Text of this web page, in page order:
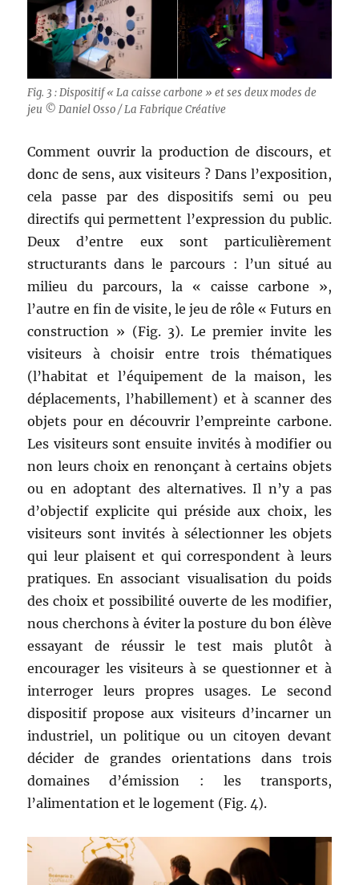
Fig. 3 : Dispositif « La caisse carbone » et ses deux modes de
jeu © Daniel Osso / La Fabrique Créative
Comment ouvrir la production de discours, et
donc de sens, aux visiteurs ? Dans l’exposition,
cela passe par des dispositifs semi ou peu
directifs qui permettent l’expression du public.
Deux d’entre eux sont particulièrement
structurants dans le parcours : l’un situé au
milieu du parcours, la « caisse carbone »,
l’autre en fin de visite, le jeu de rôle « Futurs en
construction » (Fig. 3). Le premier invite les
visiteurs à choisir entre trois thématiques
(l’habitat et l’équipement de la maison, les
déplacements, l’habillement) et à scanner des
objets pour en découvrir l’empreinte carbone.
Les visiteurs sont ensuite invités à modifier ou
non leurs choix en renonçant à certains objets
ou en adoptant des alternatives. Il n’y a pas
d’objectif explicite qui préside aux choix, les
visiteurs sont invités à sélectionner les objets
qui leur plaisent et qui correspondent à leurs
pratiques. En associant visualisation du poids
des choix et possibilité ouverte de les modifier,
nous cherchons à éviter la posture du bon élève
essayant de réussir le test mais plutôt à
encourager les visiteurs à se questionner et à
interroger leurs propres usages. Le second
dispositif propose aux visiteurs d’incarner un
industriel, un politique ou un citoyen devant
décider de grandes orientations dans trois
domaines d’émission : les transports,
l’alimentation et le logement (Fig. 4).